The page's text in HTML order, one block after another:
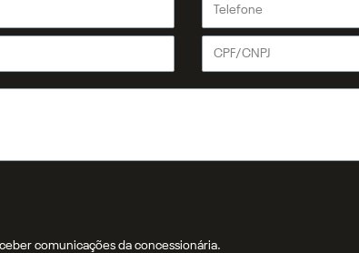
comunicações da concessionária.